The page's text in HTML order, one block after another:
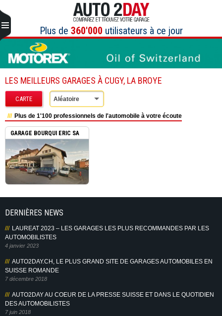
au
contenu
Plus de 360'000 utilisateurs à ce jour
LES MEILLEURS GARAGES À CUGY, LA BROYE
CARTE Aléatoire
Plus de 1'100 professionnels de l'automobile à votre écoute
GARAGE BOURQUI ERIC SA
DERNIÈRES NEWS
LAUREAT 2023 – LES GARAGES LES PLUS RECOMMANDES PAR LES
AUTOMOBILISTES
4 janvier 2023
AUTO2DAY.CH, LE PLUS GRAND SITE DE GARAGES AUTOMOBILES EN
SUISSE ROMANDE
7 décembre 2018
AUTO2DAY AU COEUR DE LA PRESSE SUISSE ET DANS LE QUOTIDIEN
DES AUTOMOBILISTES
7 juin 2018